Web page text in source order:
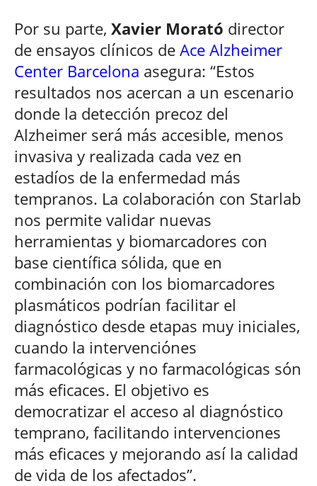
Por su parte, Xavier Morató director
de ensayos clínicos de Ace Alzheimer
Center Barcelona asegura: “Estos
resultados nos acercan a un escenario
donde la detección precoz del
Alzheimer será más accesible, menos
invasiva y realizada cada vez en
estadíos de la enfermedad más
tempranos. La colaboración con Starlab
nos permite validar nuevas
herramientas y biomarcadores con
base científica sólida, que en
combinación con los biomarcadores
plasmáticos podrían facilitar el
diagnóstico desde etapas muy iniciales,
cuando la intervenciónes
farmacológicas y no farmacológicas són
más eficaces. El objetivo es
democratizar el acceso al diagnóstico
temprano, facilitando intervenciones
más eficaces y mejorando así la calidad
de vida de los afectados”.